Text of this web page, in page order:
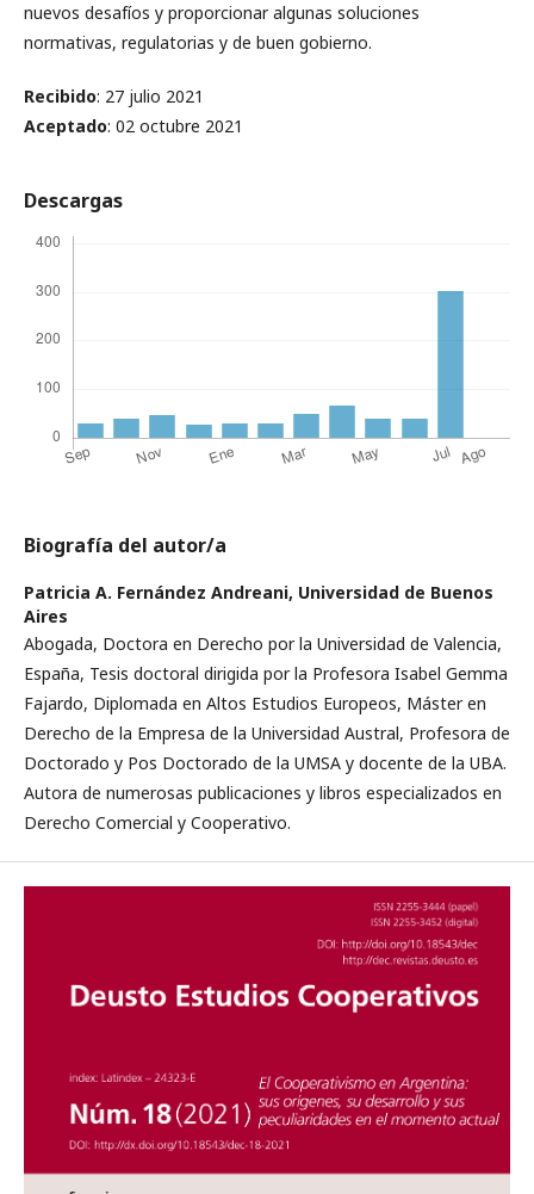
nuevos desafíos y proporcionar algunas soluciones
normativas, regulatorias y de buen gobierno.
Recibido: 27 julio 2021
Aceptado: 02 octubre 2021
Descargas
Biografía del autor/a
Patricia A. Fernández Andreani, Universidad de Buenos
Aires
Abogada, Doctora en Derecho por la Universidad de Valencia,
España, Tesis doctoral dirigida por la Profesora Isabel Gemma
Fajardo, Diplomada en Altos Estudios Europeos, Máster en
Derecho de la Empresa de la Universidad Austral, Profesora de
Doctorado y Pos Doctorado de la UMSA y docente de la UBA.
Autora de numerosas publicaciones y libros especializados en
Derecho Comercial y Cooperativo.